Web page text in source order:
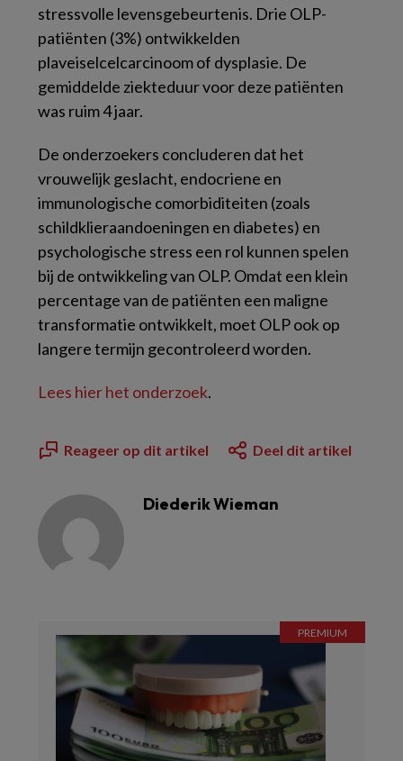
stressvolle levensgebeurtenis. Drie OLP-
patiënten (3%) ontwikkelden
plaveiselcelcarcinoom of dysplasie. De
gemiddelde ziekteduur voor deze patiënten
was ruim 4 jaar.
De onderzoekers concluderen dat het
vrouwelijk geslacht, endocriene en
immunologische comorbiditeiten (zoals
schildklieraandoeningen en diabetes) en
psychologische stress een rol kunnen spelen
bij de ontwikkeling van OLP. Omdat een klein
percentage van de patiënten een maligne
transformatie ontwikkelt, moet OLP ook op
langere termijn gecontroleerd worden.
Lees hier het onderzoek.
Reageer op dit artikel Deel dit artikel
Diederik Wieman